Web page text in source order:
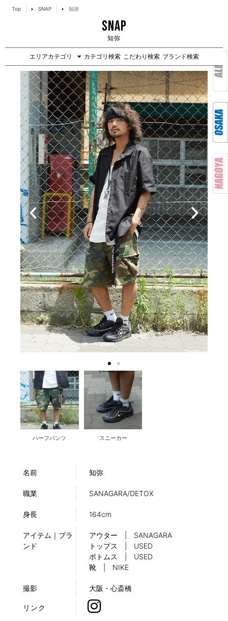
Top SNAP 知弥
SNAP
知弥
エリアカテゴリ カテゴリ検索 こだわり検索 ブランド検索
ハーフパンツ スニーカー
名前 知弥
職業 SANAGARA/DETOX
身長 164cm
アイテム｜ブラ
ンド
アウター | SANAGARA
トップス | USED
ボトムス | USED
靴 | NIKE
撮影 大阪・心斎橋
リンク